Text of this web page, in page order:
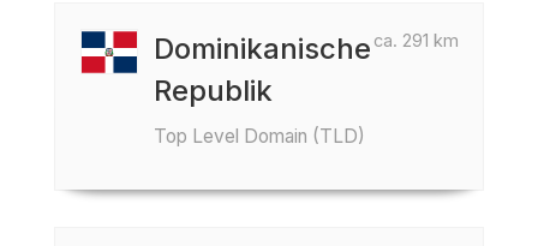
ca. 291 km
Dominikanische
Republik
Top Level Domain (TLD)